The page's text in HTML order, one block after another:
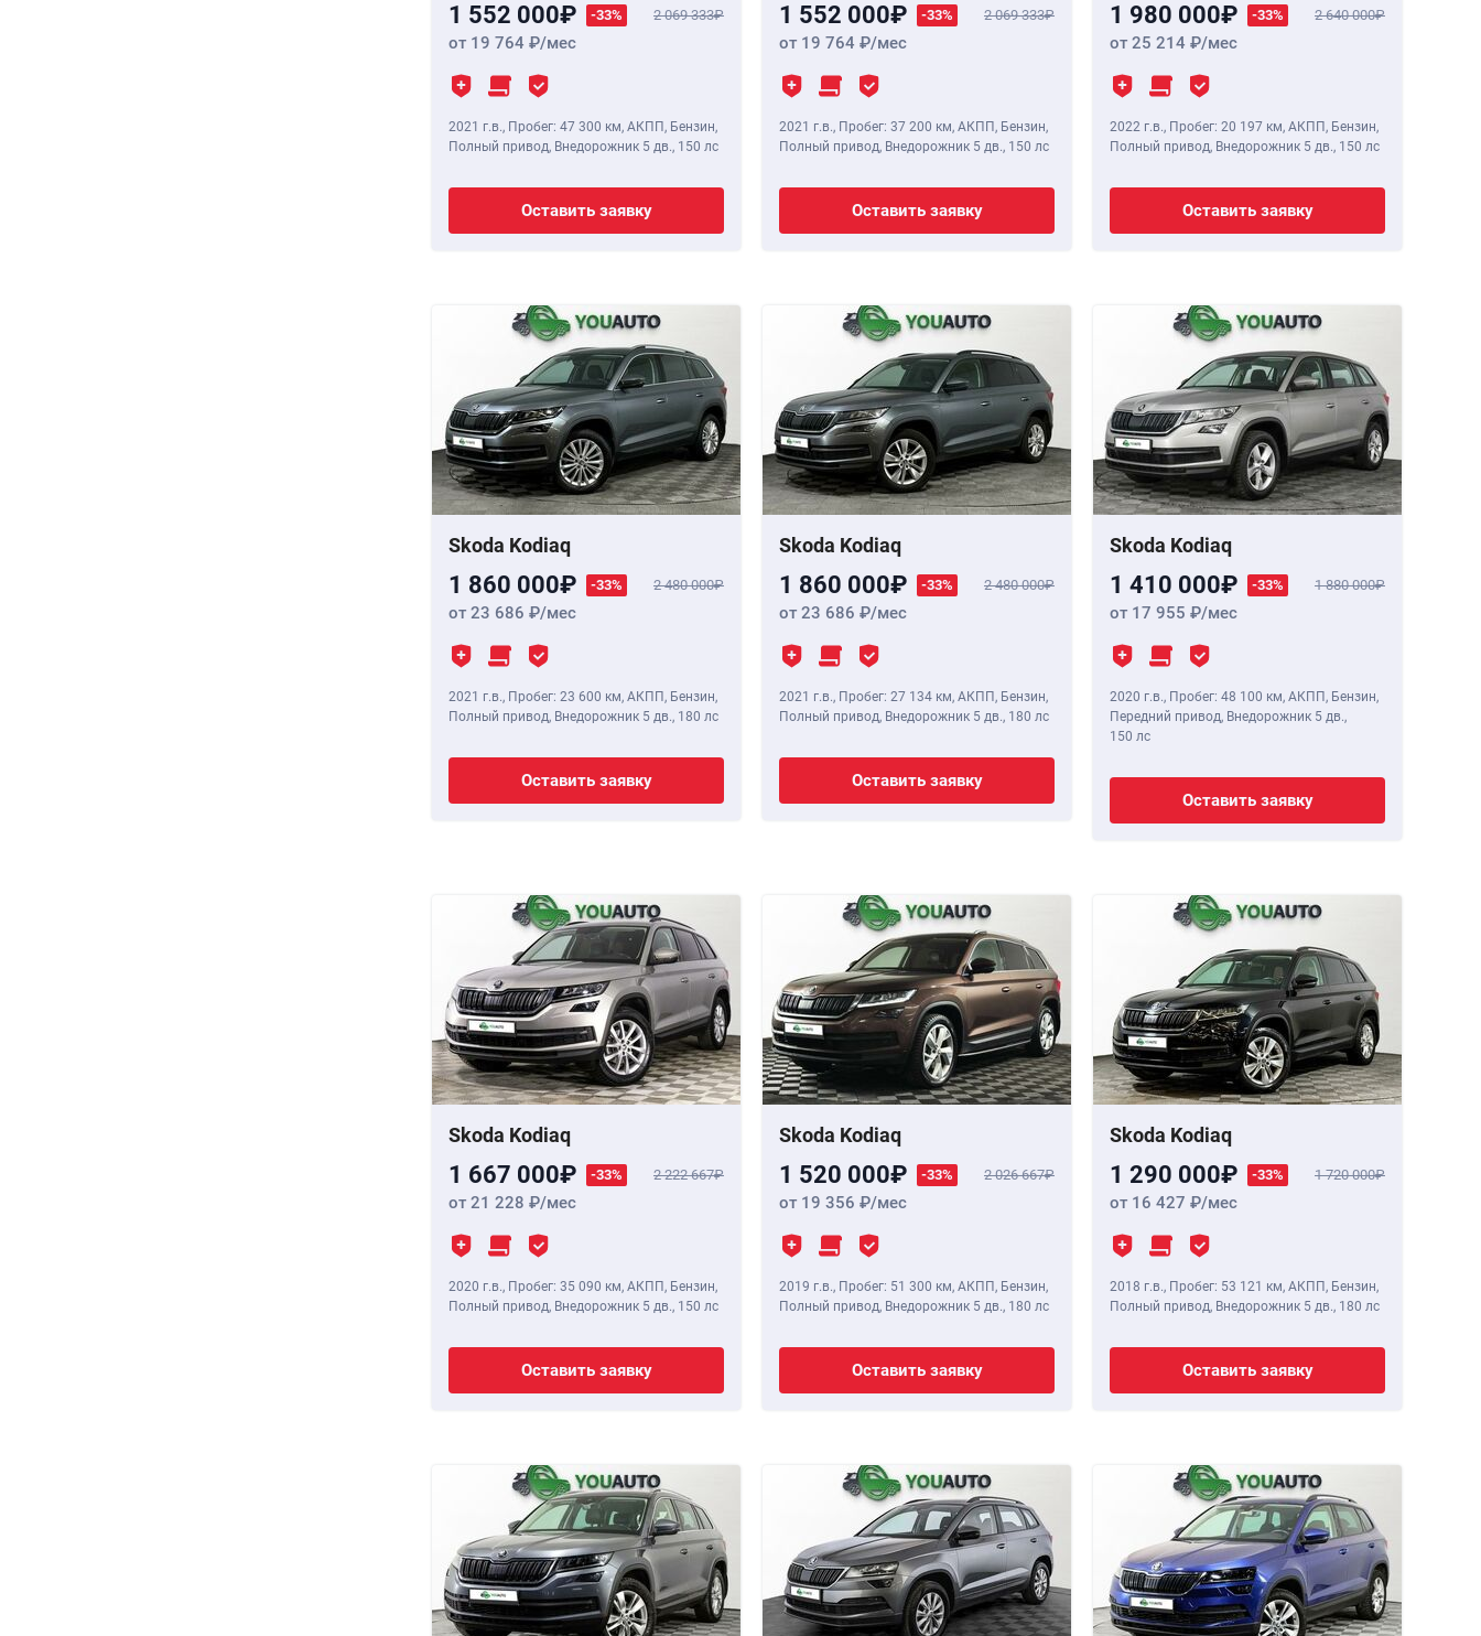
1 552 000 -33% 2 069 333
от 19 764 /мес
2021 г.в., Пробег: 47 300 км, АКПП, Бензин,
Полный привод, Внедорожник 5 дв., 150 лс
Оставить заявку
1 552 000 -33% 2 069 333
от 19 764 /мес
2021 г.в., Пробег: 37 200 км, АКПП, Бензин,
Полный привод, Внедорожник 5 дв., 150 лс
Оставить заявку
1 980 000 -33% 2 640 000
от 25 214 /мес
2022 г.в., Пробег: 20 197 км, АКПП, Бензин,
Полный привод, Внедорожник 5 дв., 150 лс
Оставить заявку
Skoda Kodiaq
1 860 000 -33% 2 480 000
от 23 686 /мес
2021 г.в., Пробег: 23 600 км, АКПП, Бензин,
Полный привод, Внедорожник 5 дв., 180 лс
Оставить заявку
Skoda Kodiaq
1 860 000 -33% 2 480 000
от 23 686 /мес
2021 г.в., Пробег: 27 134 км, АКПП, Бензин,
Полный привод, Внедорожник 5 дв., 180 лс
Оставить заявку
Skoda Kodiaq
1 410 000 -33% 1 880 000
от 17 955 /мес
2020 г.в., Пробег: 48 100 км, АКПП, Бензин,
Передний привод, Внедорожник 5 дв.,
150 лс
Оставить заявку
Skoda Kodiaq
1 667 000 -33% 2 222 667
от 21 228 /мес
2020 г.в., Пробег: 35 090 км, АКПП, Бензин,
Полный привод, Внедорожник 5 дв., 150 лс
Оставить заявку
Skoda Kodiaq
1 520 000 -33% 2 026 667
от 19 356 /мес
2019 г.в., Пробег: 51 300 км, АКПП, Бензин,
Полный привод, Внедорожник 5 дв., 180 лс
Оставить заявку
Skoda Kodiaq
1 290 000 -33% 1 720 000
от 16 427 /мес
2018 г.в., Пробег: 53 121 км, АКПП, Бензин,
Полный привод, Внедорожник 5 дв., 180 лс
Оставить заявку